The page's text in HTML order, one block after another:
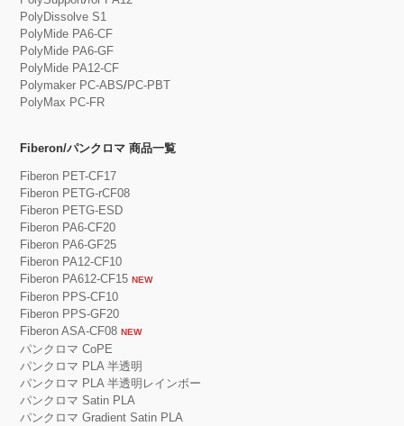
PolyDissolve S1
PolyMide PA6-CF
PolyMide PA6-GF
PolyMide PA12-CF
Polymaker PC-ABS/PC-PBT
PolyMax PC-FR
Fiberon/パンクロマ 商品一覧
Fiberon PET-CF17
Fiberon PETG-rCF08
Fiberon PETG-ESD
Fiberon PA6-CF20
Fiberon PA6-GF25
Fiberon PA12-CF10
Fiberon PA612-CF15 NEW
Fiberon PPS-CF10
Fiberon PPS-GF20
Fiberon ASA-CF08 NEW
パンクロマ CoPE
パンクロマ PLA 半透明
パンクロマ PLA 半透明レインボー
パンクロマ Satin PLA
パンクロマ Gradient Satin PLA